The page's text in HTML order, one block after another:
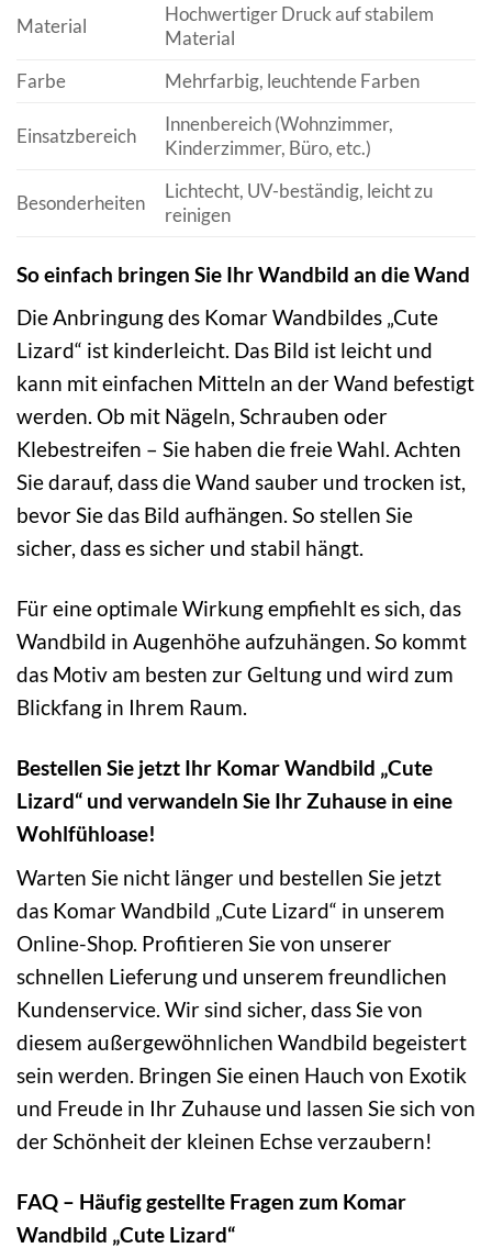
Material
Hochwertiger Druck auf stabilem
Material
Farbe
Mehrfarbig, leuchtende Farben
Einsatzbereich
Innenbereich (Wohnzimmer,
Kinderzimmer, Büro, etc.)
Besonderheiten
Lichtecht, UV-beständig, leicht zu
reinigen
So einfach bringen Sie Ihr Wandbild an die Wand
Die Anbringung des Komar Wandbildes „Cute
Lizard“ ist kinderleicht. Das Bild ist leicht und
kann mit einfachen Mitteln an der Wand befestigt
werden. Ob mit Nägeln, Schrauben oder
Klebestreifen – Sie haben die freie Wahl. Achten
Sie darauf, dass die Wand sauber und trocken ist,
bevor Sie das Bild aufhängen. So stellen Sie
sicher, dass es sicher und stabil hängt.
Für eine optimale Wirkung empfiehlt es sich, das
Wandbild in Augenhöhe aufzuhängen. So kommt
das Motiv am besten zur Geltung und wird zum
Blickfang in Ihrem Raum.
Bestellen Sie jetzt Ihr Komar Wandbild „Cute
Lizard“ und verwandeln Sie Ihr Zuhause in eine
Wohlfühloase!
Warten Sie nicht länger und bestellen Sie jetzt
das Komar Wandbild „Cute Lizard“ in unserem
Online-Shop. Profitieren Sie von unserer
schnellen Lieferung und unserem freundlichen
Kundenservice. Wir sind sicher, dass Sie von
diesem außergewöhnlichen Wandbild begeistert
sein werden. Bringen Sie einen Hauch von Exotik
und Freude in Ihr Zuhause und lassen Sie sich von
der Schönheit der kleinen Echse verzaubern!
FAQ – Häufig gestellte Fragen zum Komar
Wandbild „Cute Lizard“